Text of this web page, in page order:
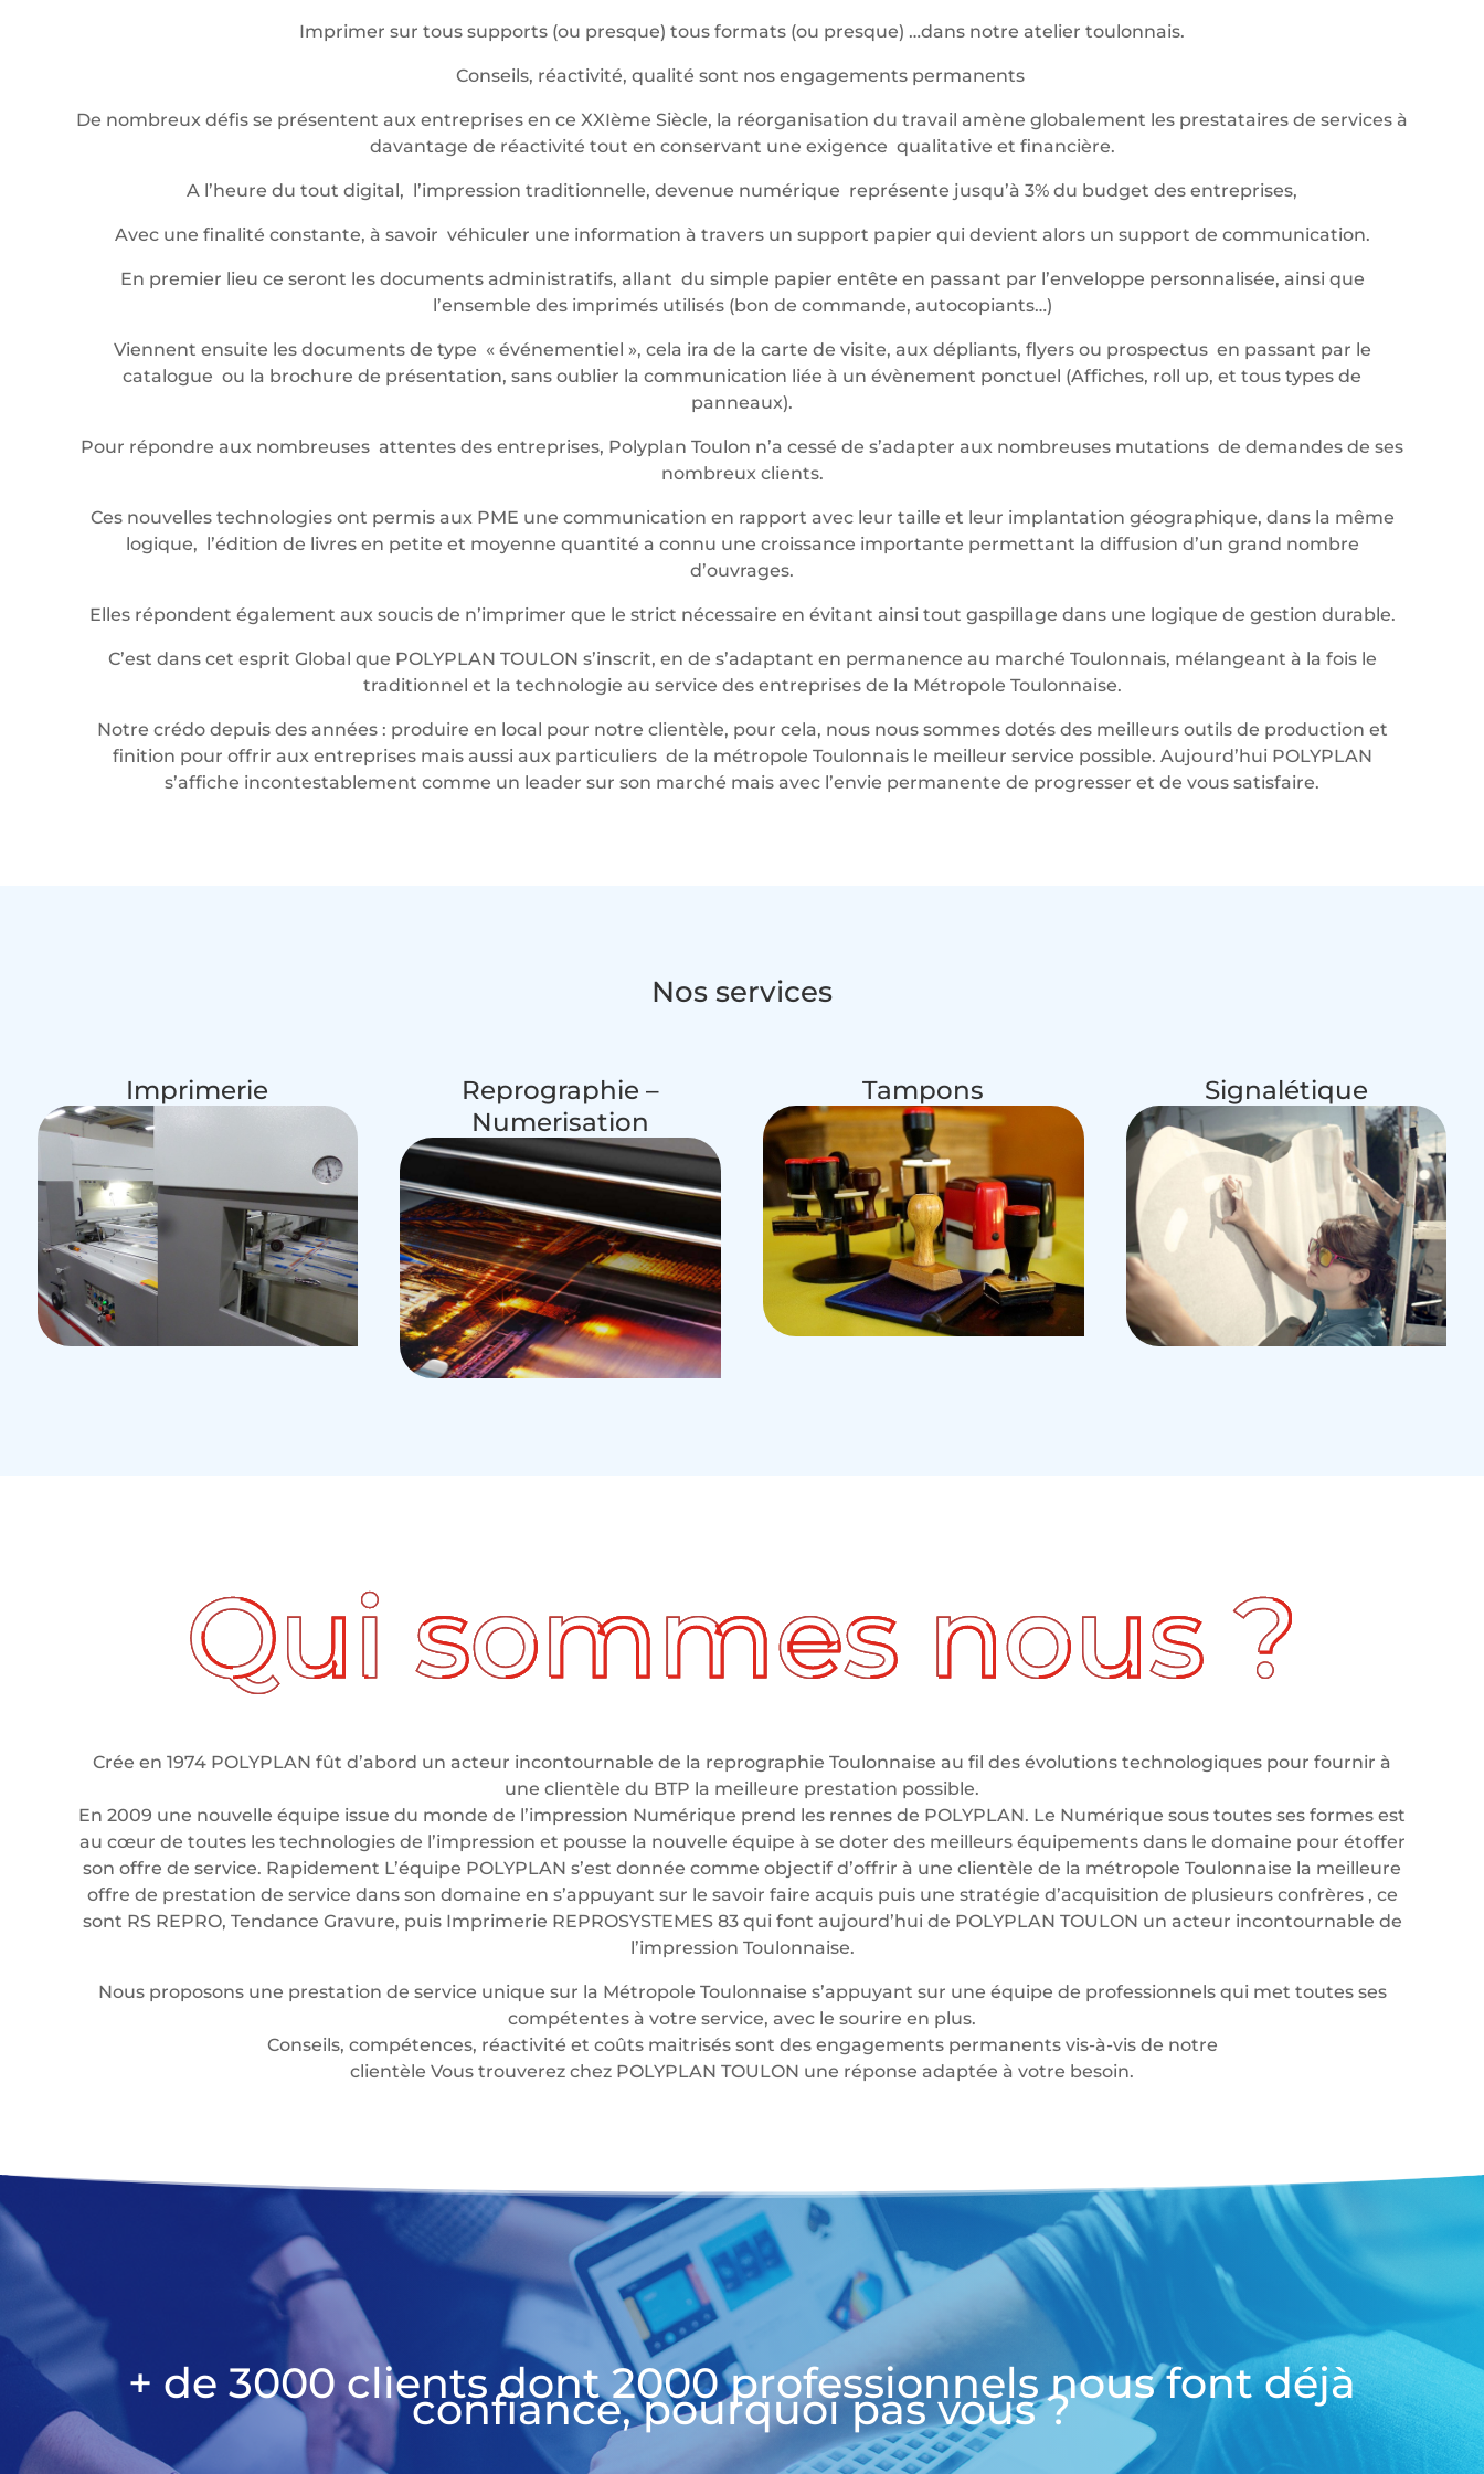
Imprimer sur tous supports (ou presque) tous formats (ou presque) …dans notre atelier toulonnais.
Conseils, réactivité, qualité sont nos engagements permanents
De nombreux défis se présentent aux entreprises en ce XXIème Siècle, la réorganisation du travail amène globalement les prestataires de services à
davantage de réactivité tout en conservant une exigence qualitative et financière.
A l’heure du tout digital, l’impression traditionnelle, devenue numérique représente jusqu’à 3% du budget des entreprises,
Avec une finalité constante, à savoir véhiculer une information à travers un support papier qui devient alors un support de communication.
En premier lieu ce seront les documents administratifs, allant du simple papier entête en passant par l’enveloppe personnalisée, ainsi que
l’ensemble des imprimés utilisés (bon de commande, autocopiants…)
Viennent ensuite les documents de type « événementiel », cela ira de la carte de visite, aux dépliants, flyers ou prospectus en passant par le
catalogue ou la brochure de présentation, sans oublier la communication liée à un évènement ponctuel (Affiches, roll up, et tous types de
panneaux).
Pour répondre aux nombreuses attentes des entreprises, Polyplan Toulon n’a cessé de s’adapter aux nombreuses mutations de demandes de ses
nombreux clients.
Ces nouvelles technologies ont permis aux PME une communication en rapport avec leur taille et leur implantation géographique, dans la même
logique, l’édition de livres en petite et moyenne quantité a connu une croissance importante permettant la diffusion d’un grand nombre
d’ouvrages.
Elles répondent également aux soucis de n’imprimer que le strict nécessaire en évitant ainsi tout gaspillage dans une logique de gestion durable.
C’est dans cet esprit Global que POLYPLAN TOULON s’inscrit, en de s’adaptant en permanence au marché Toulonnais, mélangeant à la fois le
traditionnel et la technologie au service des entreprises de la Métropole Toulonnaise.
Notre crédo depuis des années : produire en local pour notre clientèle, pour cela, nous nous sommes dotés des meilleurs outils de production et
finition pour offrir aux entreprises mais aussi aux particuliers de la métropole Toulonnais le meilleur service possible. Aujourd’hui POLYPLAN
s’affiche incontestablement comme un leader sur son marché mais avec l’envie permanente de progresser et de vous satisfaire.
Nos services
Imprimerie
Reprographie –
Numerisation
Tampons Signalétique
Crée en 1974 POLYPLAN fût d’abord un acteur incontournable de la reprographie Toulonnaise au fil des évolutions technologiques pour fournir à
une clientèle du BTP la meilleure prestation possible.
En 2009 une nouvelle équipe issue du monde de l’impression Numérique prend les rennes de POLYPLAN. Le Numérique sous toutes ses formes est
au cœur de toutes les technologies de l’impression et pousse la nouvelle équipe à se doter des meilleurs équipements dans le domaine pour étoffer
son offre de service. Rapidement L’équipe POLYPLAN s’est donnée comme objectif d’offrir à une clientèle de la métropole Toulonnaise la meilleure
offre de prestation de service dans son domaine en s’appuyant sur le savoir faire acquis puis une stratégie d’acquisition de plusieurs confrères , ce
sont RS REPRO, Tendance Gravure, puis Imprimerie REPROSYSTEMES 83 qui font aujourd’hui de POLYPLAN TOULON un acteur incontournable de
l’impression Toulonnaise.
Nous proposons une prestation de service unique sur la Métropole Toulonnaise s’appuyant sur une équipe de professionnels qui met toutes ses
compétentes à votre service, avec le sourire en plus.
Conseils, compétences, réactivité et coûts maitrisés sont des engagements permanents vis-à-vis de notre
clientèle Vous trouverez chez POLYPLAN TOULON une réponse adaptée à votre besoin.
+ de 3000 clients dont 2000 professionnels nous font déjà
confiance, pourquoi pas vous ?